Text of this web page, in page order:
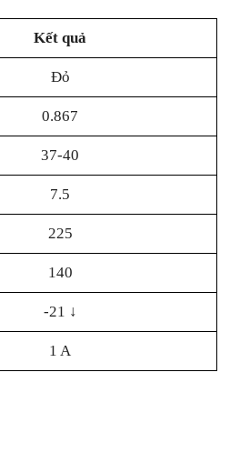
Kết quả
Đỏ
0.867
37-40
7.5
225
140
-21 ↓
1 A